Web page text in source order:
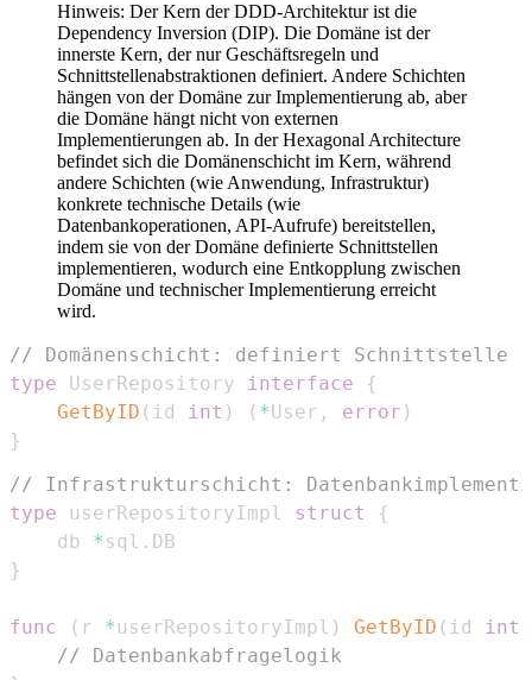
Hinweis: Der Kern der DDD-Architektur ist die
Dependency Inversion (DIP). Die Domäne ist der
innerste Kern, der nur Geschäftsregeln und
Schnittstellenabstraktionen definiert. Andere Schichten
hängen von der Domäne zur Implementierung ab, aber
die Domäne hängt nicht von externen
Implementierungen ab. In der Hexagonal Architecture
befindet sich die Domänenschicht im Kern, während
andere Schichten (wie Anwendung, Infrastruktur)
konkrete technische Details (wie
Datenbankoperationen, API-Aufrufe) bereitstellen,
indem sie von der Domäne definierte Schnittstellen
implementieren, wodurch eine Entkopplung zwischen
Domäne und technischer Implementierung erreicht
wird.
// Domänenschicht: definiert Schnittstelle
type UserRepository interface
{
GetByID ( id int ) ( *User , error )
}
// Infrastrukturschicht:
type userRepositoryImpl struct
{
    db
* sql .
}
func ( r *userRepositoryImpl ) GetByID ( id int
// Datenbankabfragelogik